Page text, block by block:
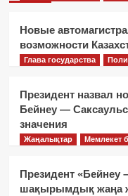
Новые
возможности
Глава государства
Президент назвал
Бейнеу —
значения
Жаңалықтар Мемлекет
Президент «Бейнеу
шақырымдық жаңа